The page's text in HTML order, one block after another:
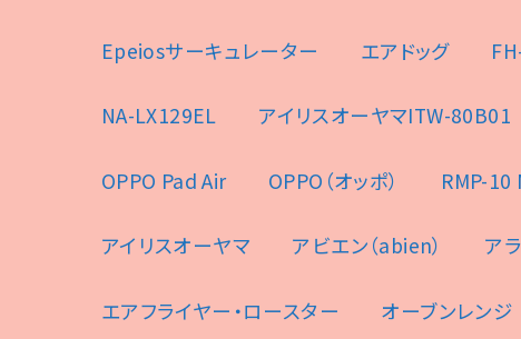
Epeiosサーキュレーター エアドッグ
NA-LX129EL アイリスオーヤマITW-80B01
OPPO Pad Air OPPO（オッポ） RMP-10
アイリスオーヤマ アビエン（abien） ア
エアフライヤー・ロースター オーブンレンジ